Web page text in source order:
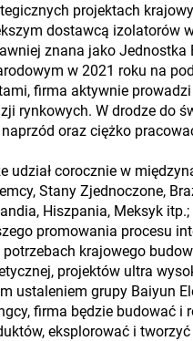
projektach
dostawcą izolatorów
znana jako
w 2021 roku na
firma aktywnie
rynkowych. W drodze do
oraz ciężko
udział corocznie w
Stany Zjednoczone,
Hiszpania, Meksyk
promowania procesu
krajowego
projektów ultra
ustaleniem grupy Baiyun
firma będzie budować
eksplorować i